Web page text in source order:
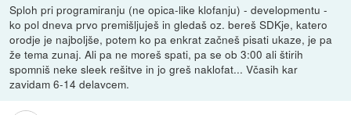
Sploh pri programiranju (ne opica-like klofanju) - developmentu -
ko pol dneva prvo premišljuješ in gledaš oz. bereš SDKje, katero
orodje je najboljše, potem ko pa enkrat začneš pisati ukaze, je pa
že tema zunaj. Ali pa ne moreš spati, pa se ob 3:00 ali štirih
spomniš neke sleek rešitve in jo greš naklofat... Včasih kar
zavidam 6-14 delavcem.